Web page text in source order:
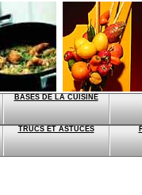
BASES DE LA CUISINE
TRUCS ET ASTUCES